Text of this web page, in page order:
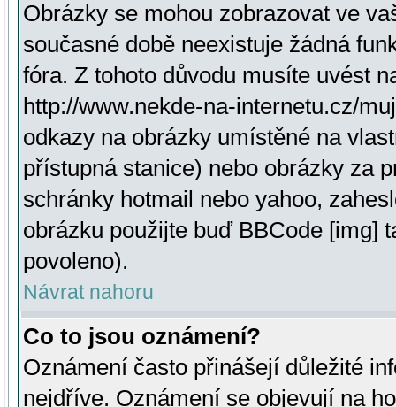
Obrázky se mohou zobrazovat ve
současné době neexistuje žádná
fóra. Z tohoto důvodu musíte uvést
http://www.nekde-na-internetu.cz/
odkazy na obrázky umístěné na
přístupná stanice) nebo obrázky za
schránky hotmail nebo yahoo,
obrázku použijte buď BBCode [img]
povoleno).
Návrat nahoru
Co to jsou oznámení?
Oznámení často přinášejí důležité
nejdříve. Oznámení se objevují na